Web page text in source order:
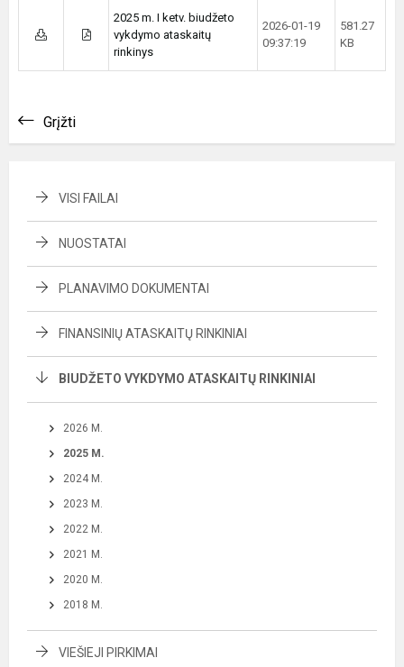
2025 m. I ketv. biudžeto
vykdymo ataskaitų
rinkinys
2026-01-19
09:37:19
581.27
KB
Grįžti
VISI FAILAI
NUOSTATAI
PLANAVIMO DOKUMENTAI
FINANSINIŲ ATASKAITŲ RINKINIAI
BIUDŽETO VYKDYMO ATASKAITŲ RINKINIAI
2026 M.
2025 M.
2024 M.
2023 M.
2022 M.
2021 M.
2020 M.
2018 M.
VIEŠIEJI PIRKIMAI